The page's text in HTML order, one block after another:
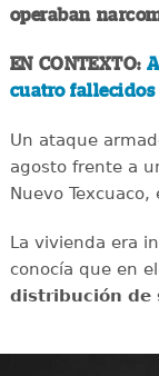
operaban
EN CONTEXTO:
cuatro fallecidos
Un ataque
agosto frente a
Nuevo Texcuaco,
La vivienda era
conocía que en
distribución de